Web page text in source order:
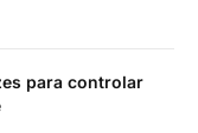
para controlar